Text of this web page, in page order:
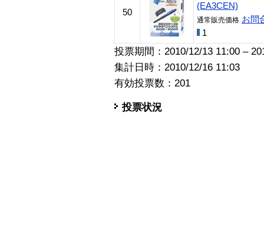
50
(EA3CEN)
通常販売価格 お問
1
投票期間：2010/12/13 11:00 –
集計日時：2010/12/16 11:03
有効投票数：201
投票状況